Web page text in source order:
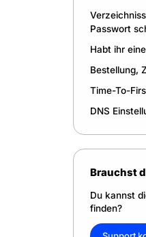
Passwort
Habt ihr
Bestellung,
Time-To-
DNS
Brauchst
Du kannst
finden?